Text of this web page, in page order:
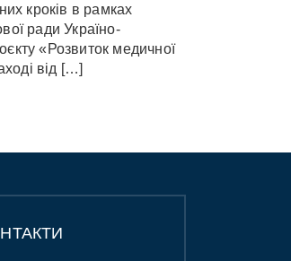
кроків в рамках
ради Україно-
«Розвиток медичної
від […]